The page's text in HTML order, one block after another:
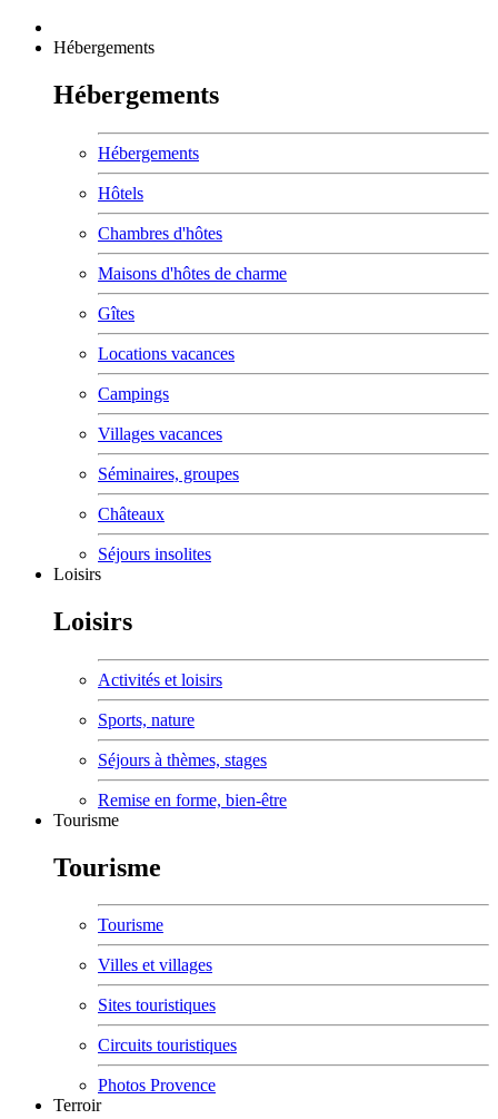
Hébergements
Hébergements
Hébergements
Hôtels
Chambres d'hôtes
Maisons d'hôtes de charme
Gîtes
Locations vacances
Campings
Villages vacances
Séminaires, groupes
Châteaux
Séjours insolites
Loisirs
Loisirs
Activités et loisirs
Sports, nature
Séjours à thèmes, stages
Remise en forme, bien-être
Tourisme
Tourisme
Tourisme
Villes et villages
Sites touristiques
Circuits touristiques
Photos Provence
Terroir